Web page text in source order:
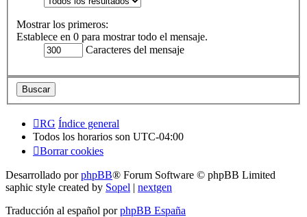
Mostrar los primeros:
Establece en 0 para mostrar todo el mensaje.
Caracteres del mensaje
RG Índice general
Todos los horarios son UTC-04:00
Borrar cookies
Desarrollado porphpBB® Forum Software © phpBB Limited
saphic style created by Sopel | nextgen
Traducción al español porphpBB España